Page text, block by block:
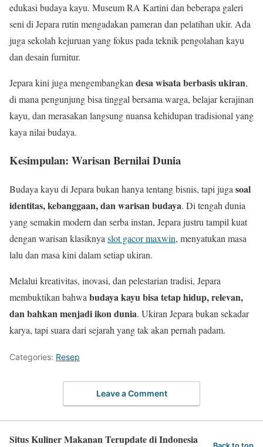
edukasi budaya kayu. Museum RA Kartini dan beberapa galeri
seni di Jepara rutin mengadakan pameran dan pelatihan ukir. Ada
juga sekolah kejuruan yang fokus pada teknik pengolahan kayu
dan desain furnitur.
Jepara kini juga mengembangkan desa wisata berbasis ukiran,
di mana pengunjung bisa tinggal bersama warga, belajar kerajinan
kayu, dan merasakan langsung nuansa kehidupan tradisional yang
kaya nilai budaya.
Kesimpulan: Warisan Bernilai Dunia
Budaya kayu di Jepara bukan hanya tentang bisnis, tapi juga soal
identitas, kebanggaan, dan warisan budaya. Di tengah dunia
yang semakin modern dan serba instan, Jepara justru tampil kuat
dengan warisan klasiknya slot gacor maxwin, menyatukan masa
lalu dan masa kini dalam setiap ukiran.
Melalui kreativitas, inovasi, dan pelestarian tradisi, Jepara
membuktikan bahwa budaya kayu bisa tetap hidup, relevan,
dan bahkan menjadi ikon dunia. Ukiran Jepara bukan sekadar
karya, tapi suara dari sejarah yang tak akan pernah padam.
Categories: Resep
Leave a Comment
Situs Kuliner Makanan Terupdate di Indonesia